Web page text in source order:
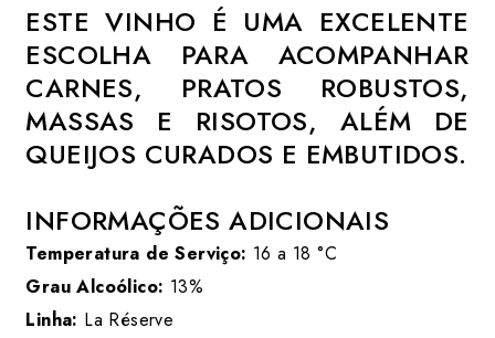
ESTE VINHO É UMA EXCELENTE
ESCOLHA PARA ACOMPANHAR
CARNES, PRATOS ROBUSTOS,
MASSAS E RISOTOS, ALÉM DE
QUEIJOS CURADOS E EMBUTIDOS.
INFORMAÇÕES ADICIONAIS
Temperatura de Serviço: 16 a 18 °C
Grau Alcoólico: 13%
Linha: La Réserve